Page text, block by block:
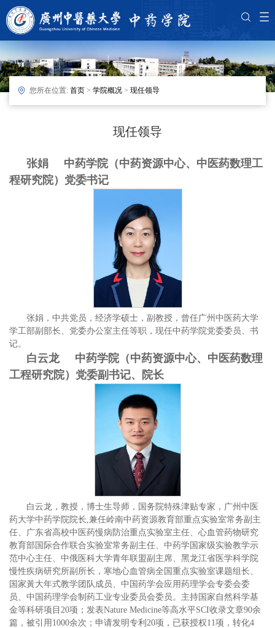
您所在位置: 首页 > 学院概况 > 现任领导
现任领导
张娟 中药学院（中药资源中心、中医药数理工
程研究院） 党委书记
张娟，中共党员，经济学硕士，副教授，曾任广州中医药大学
学工部副部长、党委办公室主任等职，现任中药学院党委委员、书
记。
白云龙 中药学院（中药资源中心、中医药数理
工程研究院）党委副书记、院长
白云龙，教授，博士生导师，国务院特殊津贴专家，广州中医
药大学中药学院院长,兼任岭南中药资源教育部重点实验室常务副主
任、广东省高校中医药慢病防治重点实验室主任、心血管药物研究
教育部国际合作联合实验室常务副主任、中药学国家级实验教学示
范中心主任、中俄医科大学青年联盟副主席、黑龙江省医学科学院
慢性疾病研究所副所长，寒地心血管病全国重点实验室课题组长、
国家黃大年式教学团队成员、中国药学会应用药理学会专委会委
员、中国药理学会制药工业专业委员会委员。主持国家自然科学基
金等科研项目20项；发表Nature Medicine等高水平SCI收录文章90余
篇，被引用1000余次；申请发明专利20项，已获授权11项，转化4